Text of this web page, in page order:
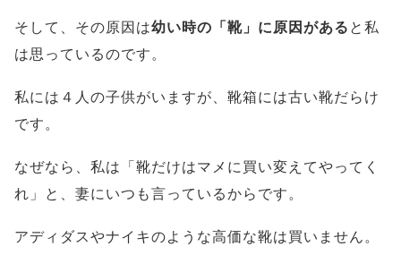
そして、その原因は幼い時の「靴」に原因がある と私
は思っているのです。
私には４人の子供がいますが、靴箱には古い靴だらけ
です。
なぜなら、私は「靴だけはマメに買い変えてやってく
れ」と、妻にいつも言っているからです。
アディダスやナイキのような高価な靴は買いません。